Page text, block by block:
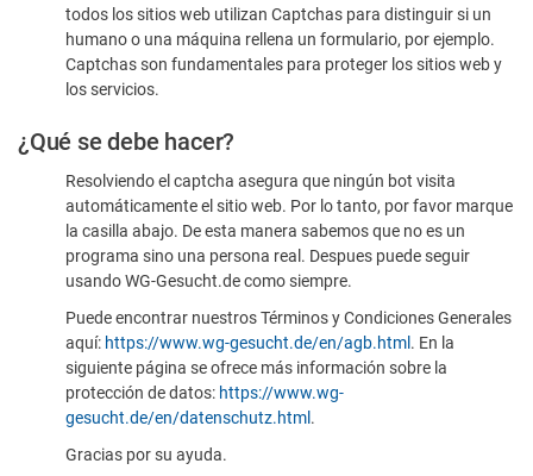
humano
todos los sitios web utilizan Captchas para distinguir si un
humano o una máquina rellena un formulario, por ejemplo.
Captchas son fundamentales para proteger los sitios web y
los servicios.
¿Qué se debe hacer?
Resolviendo el captcha asegura que ningún bot visita
automáticamente el sitio web. Por lo tanto, por favor marque
la casilla abajo. De esta manera sabemos que no es un
programa sino una persona real. Despues puede seguir
usando WG-Gesucht.de como siempre.
Puede encontrar nuestros Términos y Condiciones Generales
aquí: https://www.wg-gesucht.de/en/agb.html . En la
siguiente página se ofrece más información sobre la
protección de datos: https://www.wg-
gesucht.de/en/datenschutz.html .
Gracias por su ayuda.